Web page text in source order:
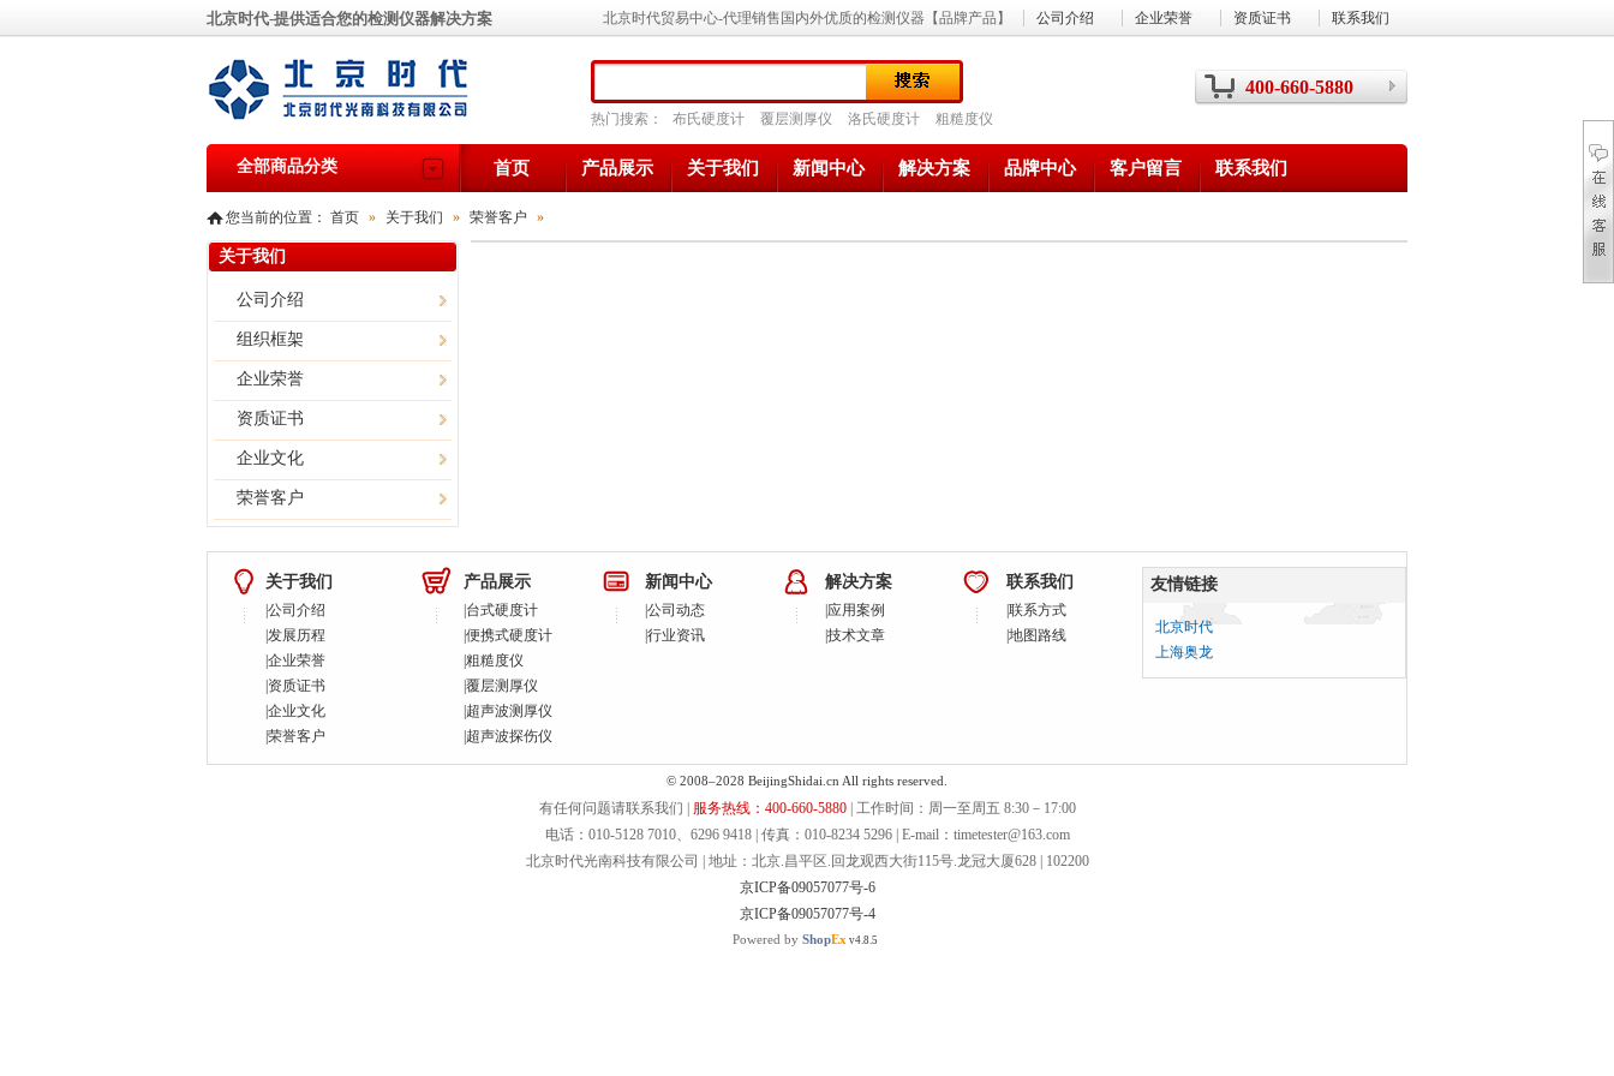
全部商品分类
北京时代-提供适合您的检测仪器解决方案
400-660-5880
热门搜索： 布氏硬度计 覆层测厚仪 洛氏硬度计 粗糙度仪
首页 产品展示 关于我们 新闻中心 解决方案 品牌中心 客户留言 联系我们
公司介绍 企业荣誉 资质证书 联系我们
北京时代贸易中心-代理销售国内外优质的检测仪器【品牌产品】
您当前的位置： 首页 » 关于我们 » 荣誉客户 »
关于我们
公司介绍
组织框架
企业荣誉
资质证书
企业文化
荣誉客户
关于我们
公司介绍
发展历程
企业荣誉
资质证书
企业文化
荣誉客户
产品展示
台式硬度计
便携式硬度计
粗糙度仪
覆层测厚仪
超声波测厚仪
超声波探伤仪
新闻中心
公司动态
行业资讯
解决方案
应用案例
技术文章
联系我们
联系方式
地图路线
友情链接
北京时代
上海奥龙
© 2008–2028 BeijingShidai.cn All rights reserved.
有任何问题请联系我们 | 服务热线：400-660-5880| 工作时间：周一至周五 8:30－17:00
电话：010-5128 7010、6296 9418 | 传真：010-8234 5296 | E-mail：timetester@163.com
北京时代光南科技有限公司 | 地址：北京.昌平区.回龙观西大街115号.龙冠大厦628 | 102200
京ICP备09057077号-6
京ICP备09057077号-4
Powered by ShopEx v4.8.5